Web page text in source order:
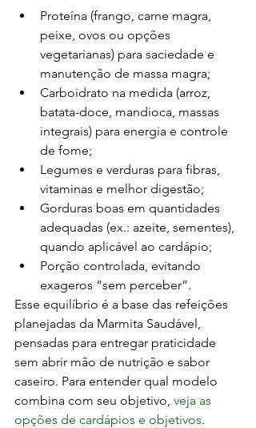
Proteína (frango, carne magra,
peixe, ovos ou opções
vegetarianas) para saciedade e
manutenção de massa magra;
Carboidrato na medida (arroz,
batata-doce, mandioca, massas
integrais) para energia e controle
de fome;
Legumes e verduras para fibras,
vitaminas e melhor digestão;
Gorduras boas em quantidades
adequadas (ex.: azeite, sementes),
quando aplicável ao cardápio;
Porção controlada, evitando
exageros “sem perceber”.
Esse equilíbrio é a base das refeições
planejadas da Marmita Saudável,
pensadas para entregar praticidade
sem abrir mão de nutrição e sabor
caseiro. Para entender qual modelo
combina com seu objetivo, veja as
opções de cardápios e objetivos.